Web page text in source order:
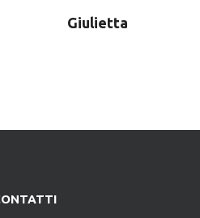
Giulietta